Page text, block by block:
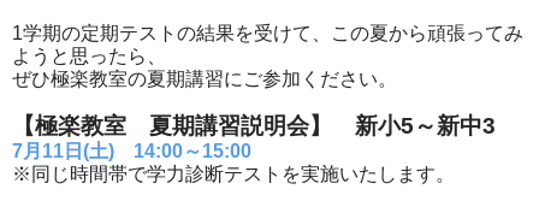
1学期の定期テストの結果を受けて、この夏から頑張ってみ
ようと思ったら、
ぜひ極楽教室の夏期講習にご参加ください。
【極楽教室 夏期講習説明会】 新小5～新中3
7月11日(土) 14:00～15:00
※同じ時間帯で学力診断テストを実施いたします。